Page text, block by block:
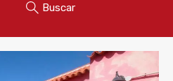
Buscar